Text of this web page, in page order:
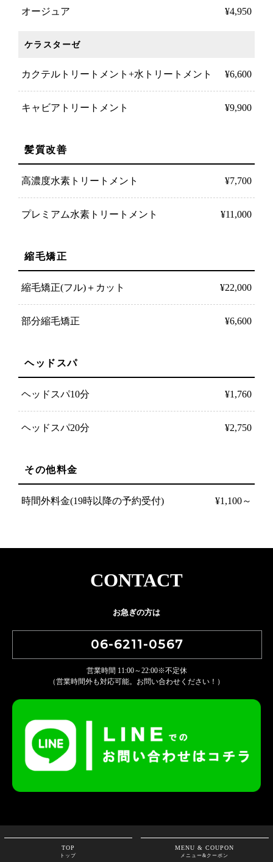
オージュア ¥4,950
ケラスターゼ
カクテルトリートメント+水トリートメント ¥6,600
キャビアトリートメント ¥9,900
髪質改善
高濃度水素トリートメント ¥7,700
プレミアム水素トリートメント ¥11,000
縮毛矯正
縮毛矯正(フル)＋カット ¥22,000
部分縮毛矯正 ¥6,600
ヘッドスパ
ヘッドスパ10分 ¥1,760
ヘッドスパ20分 ¥2,750
その他料金
時間外料金(19時以降の予約受付) ¥1,100～
フレンチネイル・カラーグラデーションもこちらのコースから◎
※特殊パーツ、特殊アート、マグネットジェル別料金
チップ長さだしデザインコース
ご希望の画像持ち込みOK！
特殊パーツ４つまでのせ放題（Vカットストーンなど）
マグネットジェル、ぷっくりアート、キルティングなどもやり放題◎
CONTACT
お急ぎの方は
06-6211-0567
営業時間 11:00～22:00※不定休
（営業時間外も対応可能。お問い合わせください！）
TOP
トップ
MENU & COUPON
メニュー&クーポン